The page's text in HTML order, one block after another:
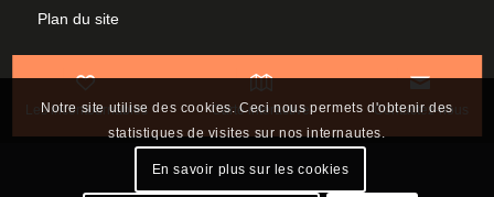
Les incontournables Carte interactive Contactez-nous
Plan du site
Nous contacter
Notre site utilise des cookies. Ceci nous permets d'obtenir des
statistiques de visites sur nos internautes.
En savoir plus sur les cookies